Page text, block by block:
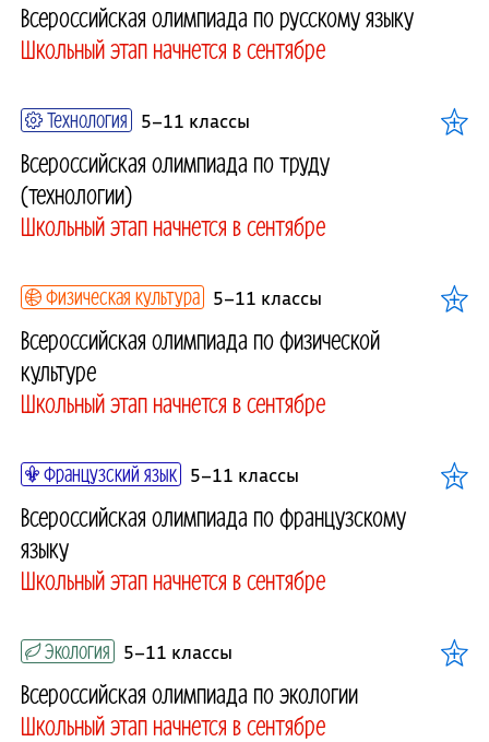
Всероссийская олимпиада по русскому языку
Школьный этап начнется в сентябре
Технология 5–11 классы
Всероссийская олимпиада по труду
(технологии)
Школьный этап начнется в сентябре
Физическая культура 5–11 классы
Всероссийская олимпиада по физической
культуре
Школьный этап начнется в сентябре
Французский язык 5–11 классы
Всероссийская олимпиада по французскому
языку
Школьный этап начнется в сентябре
Экология 5–11 классы
Всероссийская олимпиада по экологии
Школьный этап начнется в сентябре